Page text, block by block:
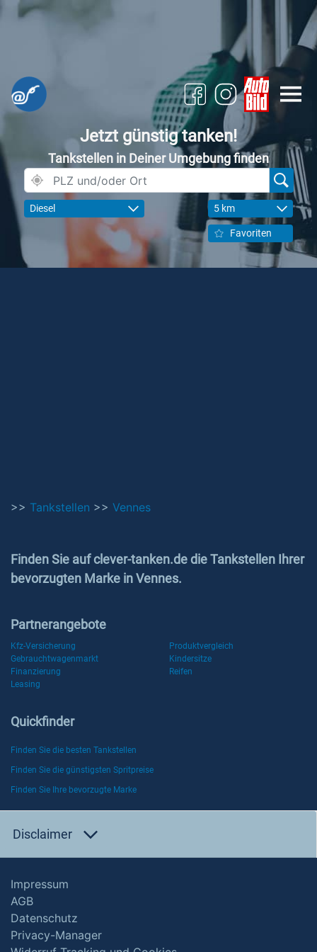
Jetzt günstig tanken!
Tankstellen in Deiner Umgebung finden
Diesel 5 km
Favoriten
>> Tankstellen >> Vennes
Finden Sie auf clever-tanken.de die Tankstellen Ihrer
bevorzugten Marke in Vennes.
Partnerangebote
Kfz-Versicherung
Produktvergleich
Gebrauchtwagenmarkt
Kindersitze
Finanzierung
Reifen
Leasing
Quickfinder
Finden Sie die besten Tankstellen
Finden Sie die günstigsten Spritpreise
Finden Sie Ihre bevorzugte Marke
Disclaimer
Impressum
AGB
Datenschutz
Privacy-Manager